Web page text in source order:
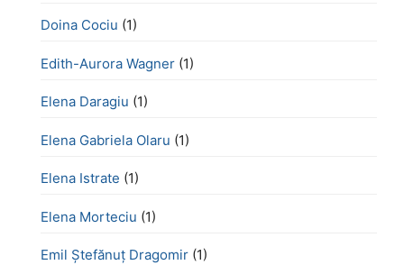
Doina Cociu (1)
Edith-Aurora Wagner (1)
Elena Daragiu (1)
Elena Gabriela Olaru (1)
Elena Istrate (1)
Elena Morteciu (1)
Emil Ștefănuț Dragomir (1)